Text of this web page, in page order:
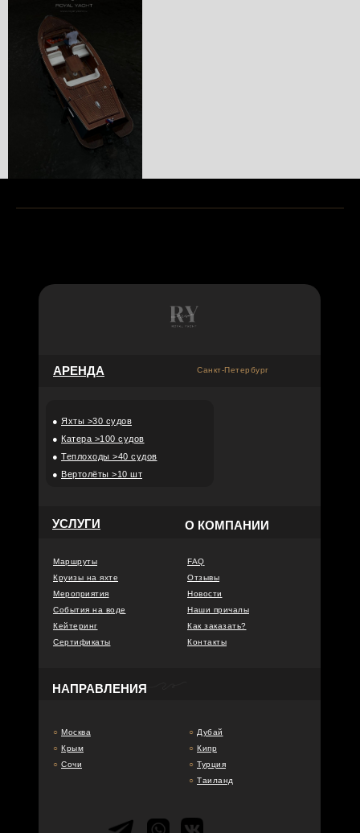
FAQ
Отзывы
Новости
Наши причалы
Как заказать?
Контакты
Маршруты
Круизы на яхте
Мероприятия
События на воде
Кейтеринг
Сертификаты
○ Москва
○ Крым
○ Сочи
○ Дубай
○ Кипр
○ Турция
○ Таиланд
АРЕНДА
НАПРАВЛЕНИЯ
О КОМПАНИИ
● Яхты >30 судов
● Катера >100 судов
● Теплоходы >40 судов
● Вертолёты >10 шт
Санкт-Петербург
УСЛУГИ